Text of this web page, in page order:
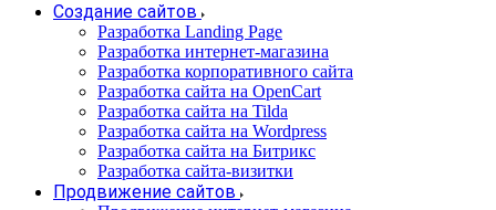
Создание сайтов
Разработка Landing Page
Разработка интернет-магазина
Разработка корпоративного сайта
Разработка сайта на OpenCart
Разработка сайта на Tilda
Разработка сайта на Wordpress
Разработка сайта на Битрикс
Разработка сайта-визитки
Продвижение сайтов